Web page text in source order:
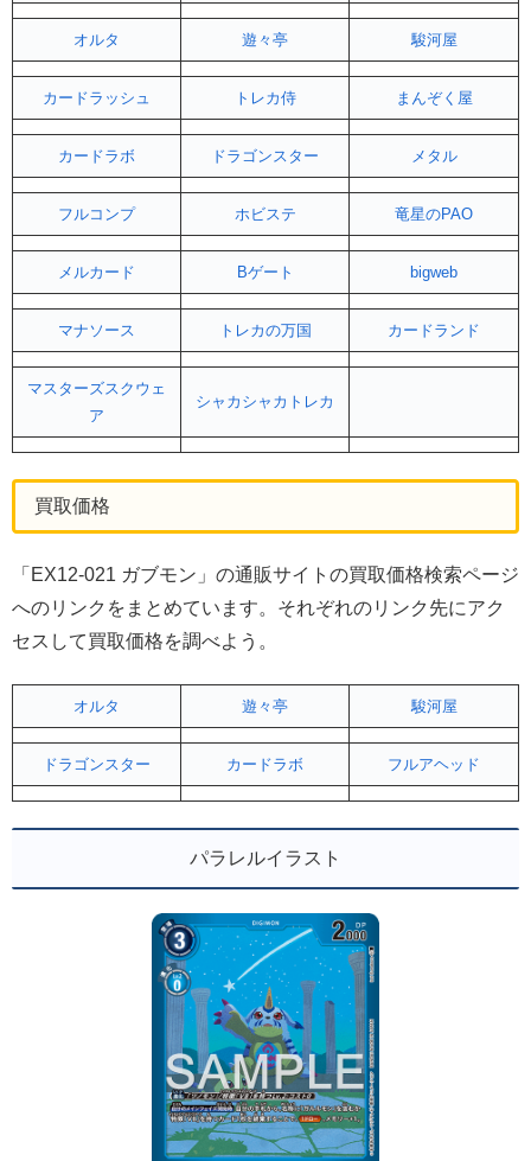
オルタ 遊々亭 駿河屋
カードラッシュ トレカ侍 まんぞく屋
カードラボ ドラゴンスター メタル
フルコンプ ホビステ 竜星のPAO
メルカード Bゲート bigweb
マナソース トレカの万国 カードランド
マスターズスクウェ
ア
シャカシャカトレカ
買取価格
「EX12-021 ガブモン」の通販サイトの買取価格検索ページ
へのリンクをまとめています。それぞれのリンク先にアク
セスして買取価格を調べよう。
オルタ 遊々亭 駿河屋
ドラゴンスター カードラボ フルアヘッド
パラレルイラスト